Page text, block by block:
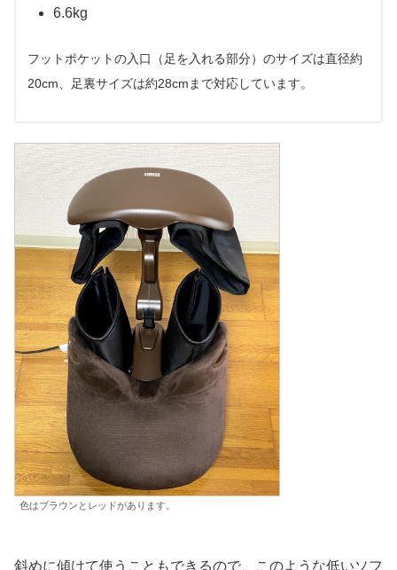
6.6kg
フットポケットの入口（足を入れる部分）のサイズは直径約
20cm、足裏サイズは約28cmまで対応しています。
色はブラウンとレッドがあります。
斜めに傾けて使うこともできるので、このような低いソフ